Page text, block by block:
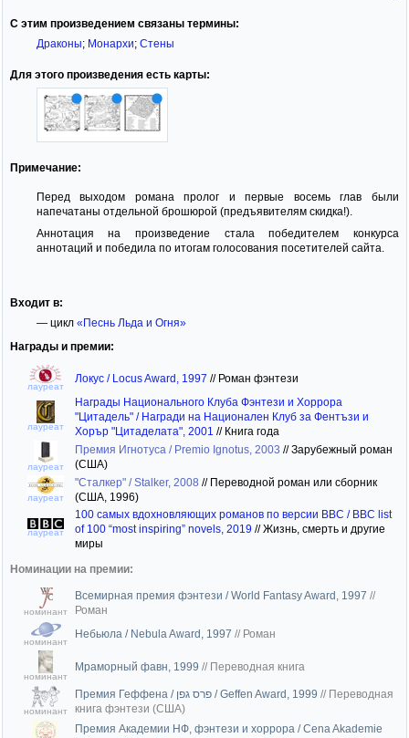
С этим произведением связаны термины:
Драконы; Монархи; Стены
Для этого произведения есть карты:
Примечание:
Перед выходом романа пролог и первые восемь глав были
напечатаны отдельной брошюрой (предъявителям скидка!).
Аннотация на произведение стала победителем конкурса
аннотаций и победила по итогам голосования посетителей сайта.
Входит в:
— цикл «Песнь Льда и Огня»
Награды и премии:
лауреат
Локус / Locus Award, 1997 // Роман фэнтези
лауреат
Награды Национального Клуба Фэнтези и Хоррора
"Цитадель" / Награди на Национален Клуб за Фентъзи и
Хорър "Цитаделата", 2001 // Книга года
лауреат
Премия Игнотуса / Premio Ignotus, 2003 //Зарубежный роман
(США)
лауреат
"Сталкер" / Stalker, 2008 // Переводной роман или сборник
(США, 1996)
лауреат
100 самых вдохновляющих романов по версии BBC / BBC list
of 100 “most inspiring” novels, 2019 //Жизнь, смерть и другие
миры
Номинации на премии:
номинант
Всемирная премия фэнтези / World Fantasy Award, 1997 //
Роман
номинант
Небьюла / Nebula Award, 1997 // Роман
номинант
Мраморный фавн, 1999 // Переводная книга
номинант
Премия Геффена / פרס גפן / Geffen Award, 1999 // Переводная
книга фэнтези (США)
Премия Академии НФ, фэнтези и хоррора / Cena Akademie